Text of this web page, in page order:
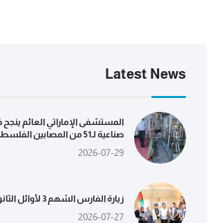
Latest News
المستشفى الإماراتي العائم
صناعية لـ51 من المصابين الفلسطينيين
2026-07-29
زيارة الفارس الشهم 3 لأوائل الثانوية العامة بغزة
2026-07-27